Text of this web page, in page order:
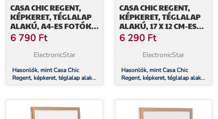
CASA CHIC REGENT,
KÉPKERET, TÉGLALAP
ALAKÚ, A4-ES FOTÓK,
PASZPARTU, ÜVEG,
ROKOKÓ
6 790 Ft
ElectronicStar
Hasonlók, mint Casa Chic
Regent, képkeret, téglalap alakú,
A4-es fotók, paszpartu, üveg,
CASA CHIC REGENT,
KÉPKERET, TÉGLALAP
ALAKÚ, 17 X 12 CM-ES
FOTÓK, PASZPARTU,
ÜVEG, ROKOKÓ
6 290 Ft
ElectronicStar
Hasonlók, mint Casa Chic
Regent, képkeret, téglalap alakú,
17 x 12 cm-es fotók, paszpartu,